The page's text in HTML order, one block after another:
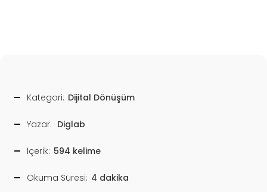
Kategori: Dijital Dönüşüm
Yazar: Diglab
İçerik: 594 kelime
Okuma Süresi: 4 dakika